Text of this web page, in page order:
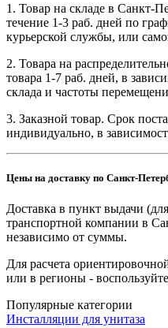
1. Товар на складе в Санкт-
течение 1-3 раб. дней по
курьерской службы, или
2. Товара на
товара 1-7 раб. дней, в
склада и частоты
3. Заказной товар. Срок
индивидуально, в
Цены на доставку по Санкт-
Доставка в пункт выдачи
транспортной компании в
независимо от суммы.
Для расчета
или в регионы -
Популярные категории
Инсталляции для унитаза